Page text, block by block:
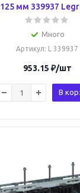
125 мм 339937
Много
Артикул: L 339937
953.15 ₽/шт
В